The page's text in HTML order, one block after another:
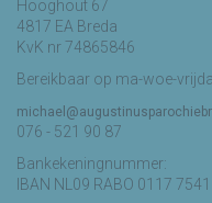
Hooghout 67
4817 EA Breda
KvK nr 74865846
Bereikbaar op ma-woe-
076 - 521 90 87
Bankekeningnummer:
IBAN NL09 RABO 0117